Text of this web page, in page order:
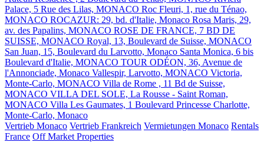
Palace, 5 Rue des Lilas, MONACO Roc Fleuri, 1, rue du Ténao,
MONACO ROCAZUR: 29, bd. d'Italie, Monaco Rosa Maris, 29,
av. des Papalins, MONACO ROSE DE FRANCE, 7 BD DE
SUISSE, MONACO Royal, 13, Boulevard de Suisse, MONACO
San Juan, 15, Boulevard du Larvotto, Monaco Santa Monica, 6 bis
Boulevard d'Italie, MONACO TOUR ODÉON, 36, Avenue de
l'Annonciade, Monaco Vallespir, Larvotto, MONACO Victoria,
Monte-Carlo, MONACO Villa de Rome , 11 Bd de Suisse,
MONACO VILLA DEL SOLE, La Rousse - Saint Roman,
MONACO Villa Les Gaumates, 1 Boulevard Princesse Charlotte,
Monte-Carlo, Monaco
Vertrieb Monaco Vertrieb Frankreich Vermietungen Monaco Rentals
France Off Market Properties